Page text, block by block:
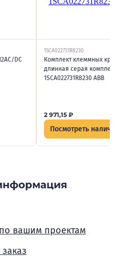
DC
1SCA022731R8230
Комплект клеммных
длинная серая
1SCA022731R8230 ABB
2 971,15 ₽
Посмотреть
вашим проектам